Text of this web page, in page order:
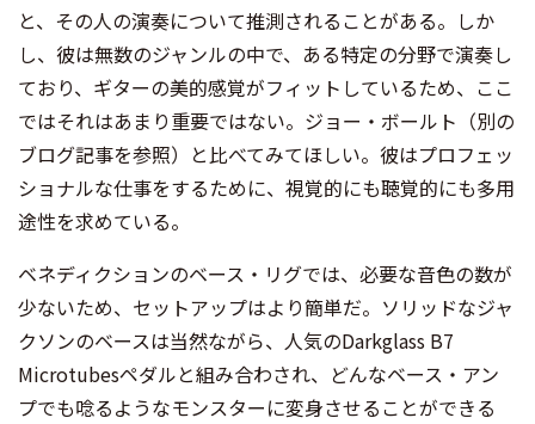
と、その人の演奏について推測されることがある。しか
し、彼は無数のジャンルの中で、ある特定の分野で演奏し
ており、ギターの美的感覚がフィットしているため、ここ
ではそれはあまり重要ではない。ジョー・ボールト（別の
ブログ記事を参照）と比べてみてほしい。彼はプロフェッ
ショナルな仕事をするために、視覚的にも聴覚的にも多用
途性を求めている。
ベネディクションのベース・リグでは、必要な音色の数が
少ないため、セットアップはより簡単だ。ソリッドなジャ
クソンのベースは当然ながら、人気のDarkglass B7
Microtubesペダルと組み合わされ、どんなベース・アン
プでも唸るようなモンスターに変身させることができる